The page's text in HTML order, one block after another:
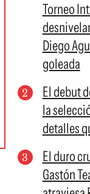
Torneo
Diego
goleada
El debut
la
detalles
El duro
Gastón